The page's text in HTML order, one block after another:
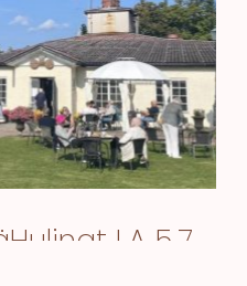
LA 5.7.